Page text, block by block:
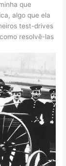
que
algo que ela
test-drives
resolvê-las